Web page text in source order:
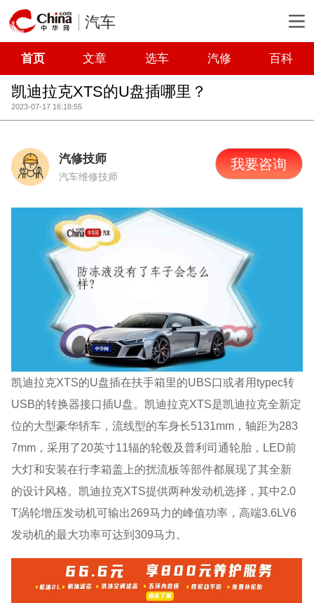
汽车
首页 文章 选车 汽修 百科
凯迪拉克XTS的U盘插哪里？
2023-07-17 16:18:55
汽修技师
汽车维修技师
我要咨询
凯迪拉克XTS的U盘插在扶手箱里的UBS口或者用typec转
USB的转换器接口插U盘。凯迪拉克XTS是凯迪拉克全新定
位的大型豪华轿车，流线型的车身长5131mm，轴距为283
7mm，采用了20英寸11辐的轮毂及普利司通轮胎，LED前
大灯和安装在行李箱盖上的扰流板等部件都展现了其全新
的设计风格。凯迪拉克XTS提供两种发动机选择，其中2.0
T涡轮增压发动机可输出269马力的峰值功率，高端3.6LV6
发动机的最大功率可达到309马力。